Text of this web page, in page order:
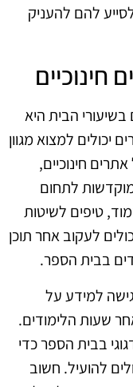
להם להעניק
הבית היא
יכולים למצוא מגוון
חינוכיים,
לתחום
טיפים לשיטות
לעקוב אחר תוכן
בבית הספר.
למידע על
שעות הלימודים.
בבית הספר כדי
להועיל. חשוב